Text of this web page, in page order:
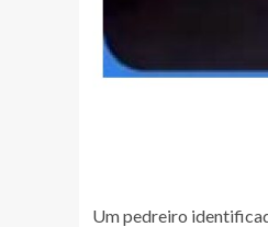
Um pedreiro